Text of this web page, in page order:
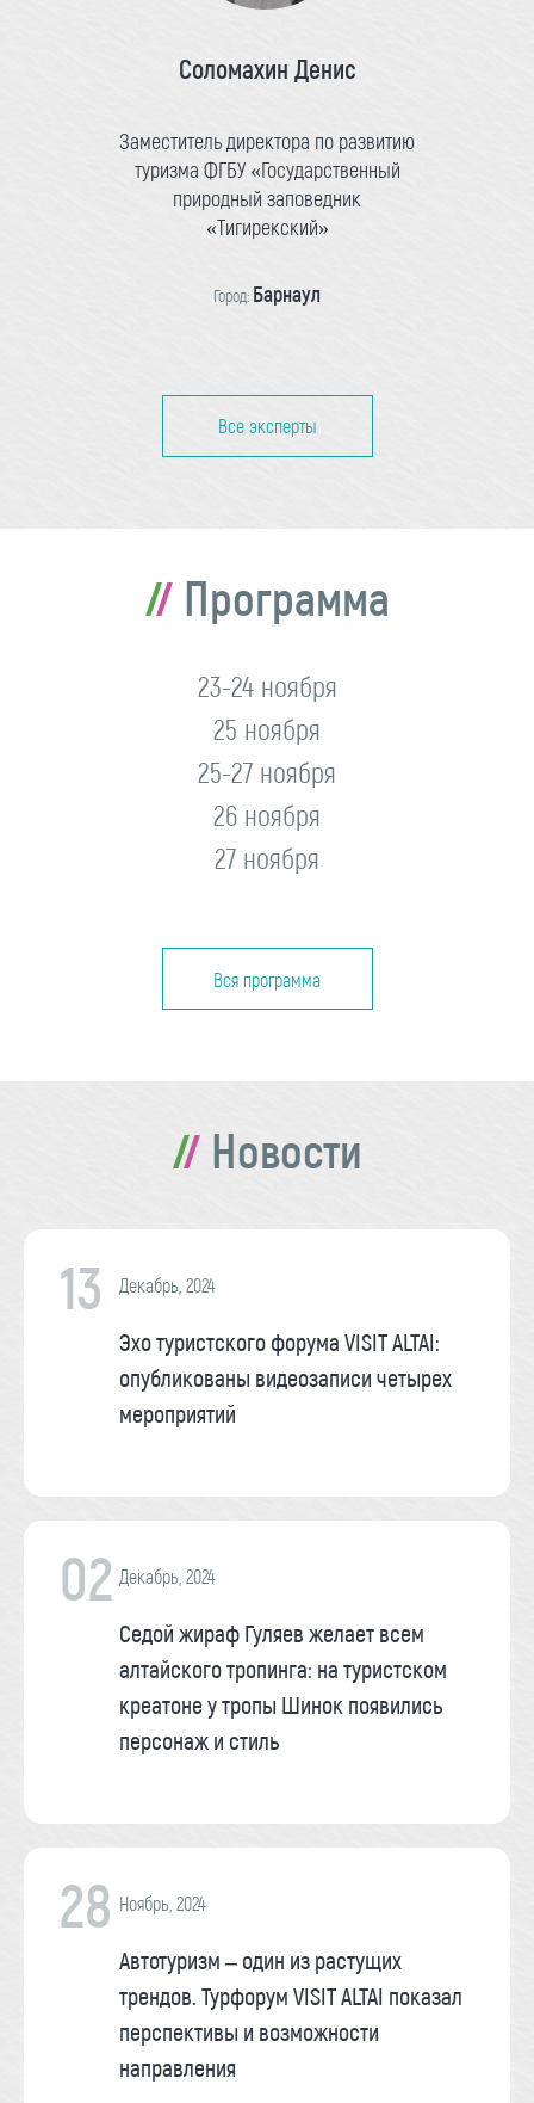
Соломахин Денис
Заместитель директора по развитию
туризма ФГБУ «Государственный
природный заповедник
«Тигирекский»
Город: Барнаул
Все эксперты
Программа
23-24 ноября
25 ноября
25-27 ноября
26 ноября
27 ноября
Вся программа
Новости
13 Декабрь, 2024
Эхо туристского форума VISIT ALTAI:
опубликованы видеозаписи четырех
мероприятий
02 Декабрь, 2024
Седой жираф Гуляев желает всем
алтайского тропинга: на туристском
креатоне у тропы Шинок появились
персонаж и стиль
28 Ноябрь, 2024
Автотуризм – один из растущих
трендов. Турфорум VISIT ALTAI показал
перспективы и возможности
направления